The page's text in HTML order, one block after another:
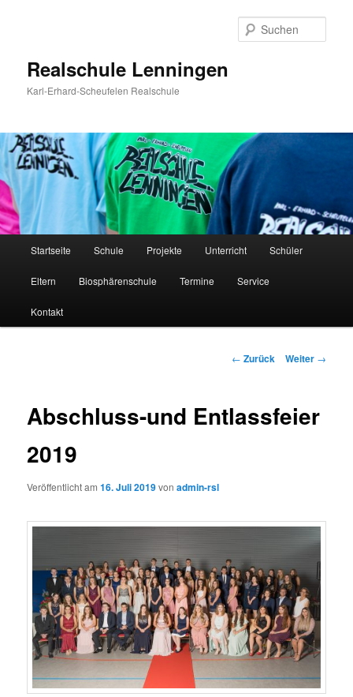
Realschule Lenningen
Karl-Erhard-Scheufelen Realschule
Startseite Schule Projekte Unterricht Schüler
Eltern Biosphärenschule Termine Service
Kontakt
Beitrags-
← Zurück Weiter →
Abschluss-und Entlassfeier
2019
Veröffentlicht am16. Juli 2019vonadmin-rsl